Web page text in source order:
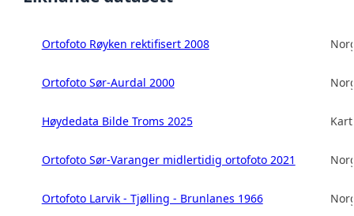
Ortofoto Røyken rektifisert 2008
Ortofoto Sør-Aurdal 2000
Høydedata Bilde Troms 2025
Ortofoto Sør-Varanger midlertidig ortofoto 2021
Ortofoto Larvik - Tjølling - Brunlanes 1966